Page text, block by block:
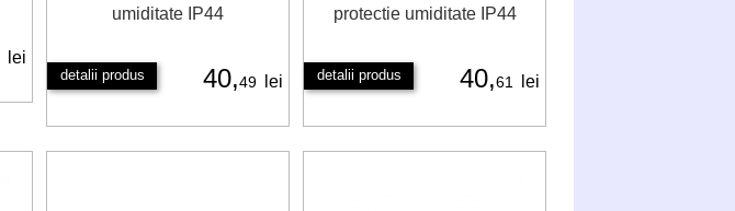
lei
umiditate IP44
detalii produs 40,49 lei
protectie umiditate IP44
detalii produs 40,61 lei